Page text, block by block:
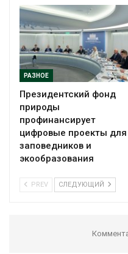
РАЗНОЕ
Президентский фонд
природы
профинансирует
цифровые проекты для
заповедников и
экообразования
PREV СЛЕДУЮЩИЙ